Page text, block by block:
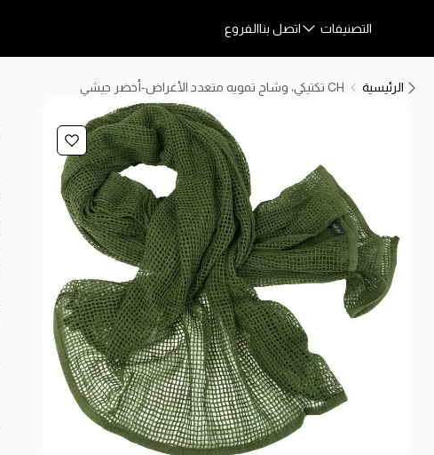
التصنيفات اتصل بناالفروع
الرئيسية CH تكتيكي، وشاح تمويه متعدد الأغراض-أخضر جيشي